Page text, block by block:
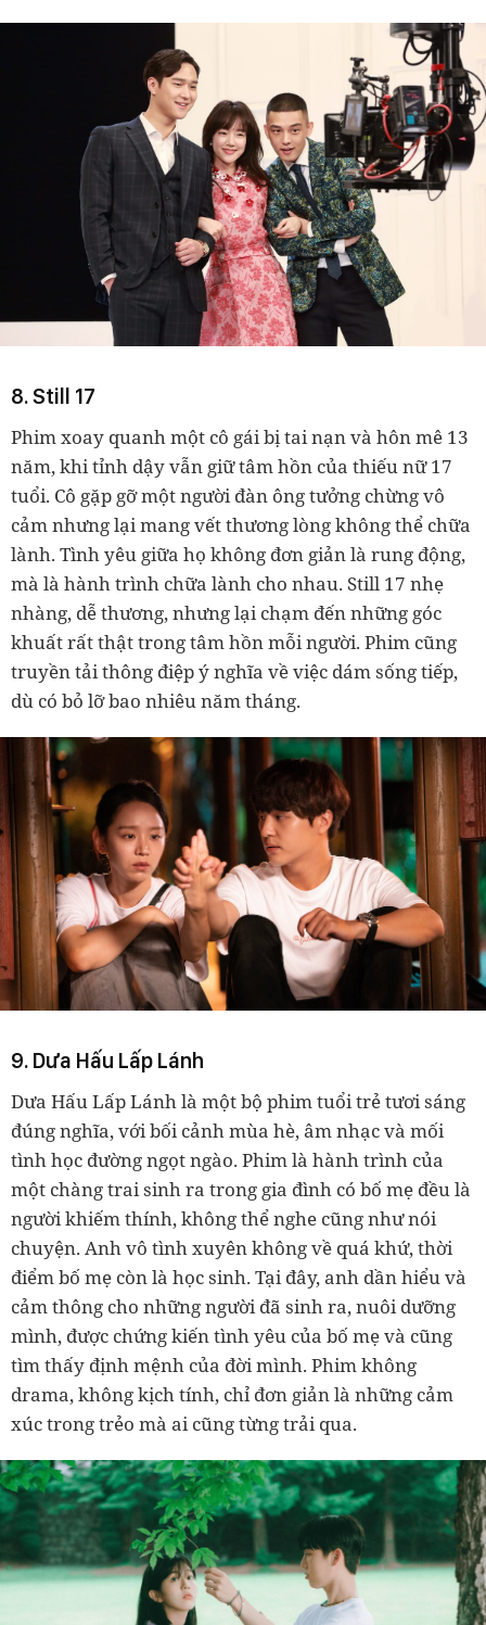
8. Still 17
Phim xoay quanh một cô gái bị tai nạn và hôn mê 13
năm, khi tỉnh dậy vẫn giữ tâm hồn của thiếu nữ 17
tuổi. Cô gặp gỡ một người đàn ông tưởng chừng vô
cảm nhưng lại mang vết thương lòng không thể chữa
lành. Tình yêu giữa họ không đơn giản là rung động,
mà là hành trình chữa lành cho nhau. Still 17 nhẹ
nhàng, dễ thương, nhưng lại chạm đến những góc
khuất rất thật trong tâm hồn mỗi người. Phim cũng
truyền tải thông điệp ý nghĩa về việc dám sống tiếp,
dù có bỏ lỡ bao nhiêu năm tháng.
9. Dưa Hấu Lấp Lánh
Dưa Hấu Lấp Lánh là một bộ phim tuổi trẻ tươi sáng
đúng nghĩa, với bối cảnh mùa hè, âm nhạc và mối
tình học đường ngọt ngào. Phim là hành trình của
một chàng trai sinh ra trong gia đình có bố mẹ đều là
người khiếm thính, không thể nghe cũng như nói
chuyện. Anh vô tình xuyên không về quá khứ, thời
điểm bố mẹ còn là học sinh. Tại đây, anh dần hiểu và
cảm thông cho những người đã sinh ra, nuôi dưỡng
mình, được chứng kiến tình yêu của bố mẹ và cũng
tìm thấy định mệnh của đời mình. Phim không
drama, không kịch tính, chỉ đơn giản là những cảm
xúc trong trẻo mà ai cũng từng trải qua.